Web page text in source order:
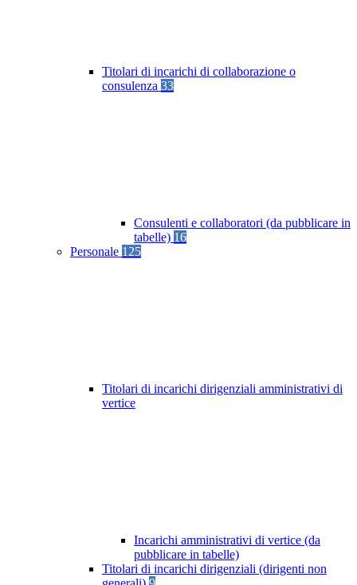
Titolari di incarichi di collaborazione o
consulenza 33
Consulenti e collaboratori (da pubblicare in
tabelle) 16
Personale 125
Titolari di incarichi dirigenziali amministrativi di
vertice
Incarichi amministrativi di vertice (da
pubblicare in tabelle)
Titolari di incarichi dirigenziali (dirigenti non